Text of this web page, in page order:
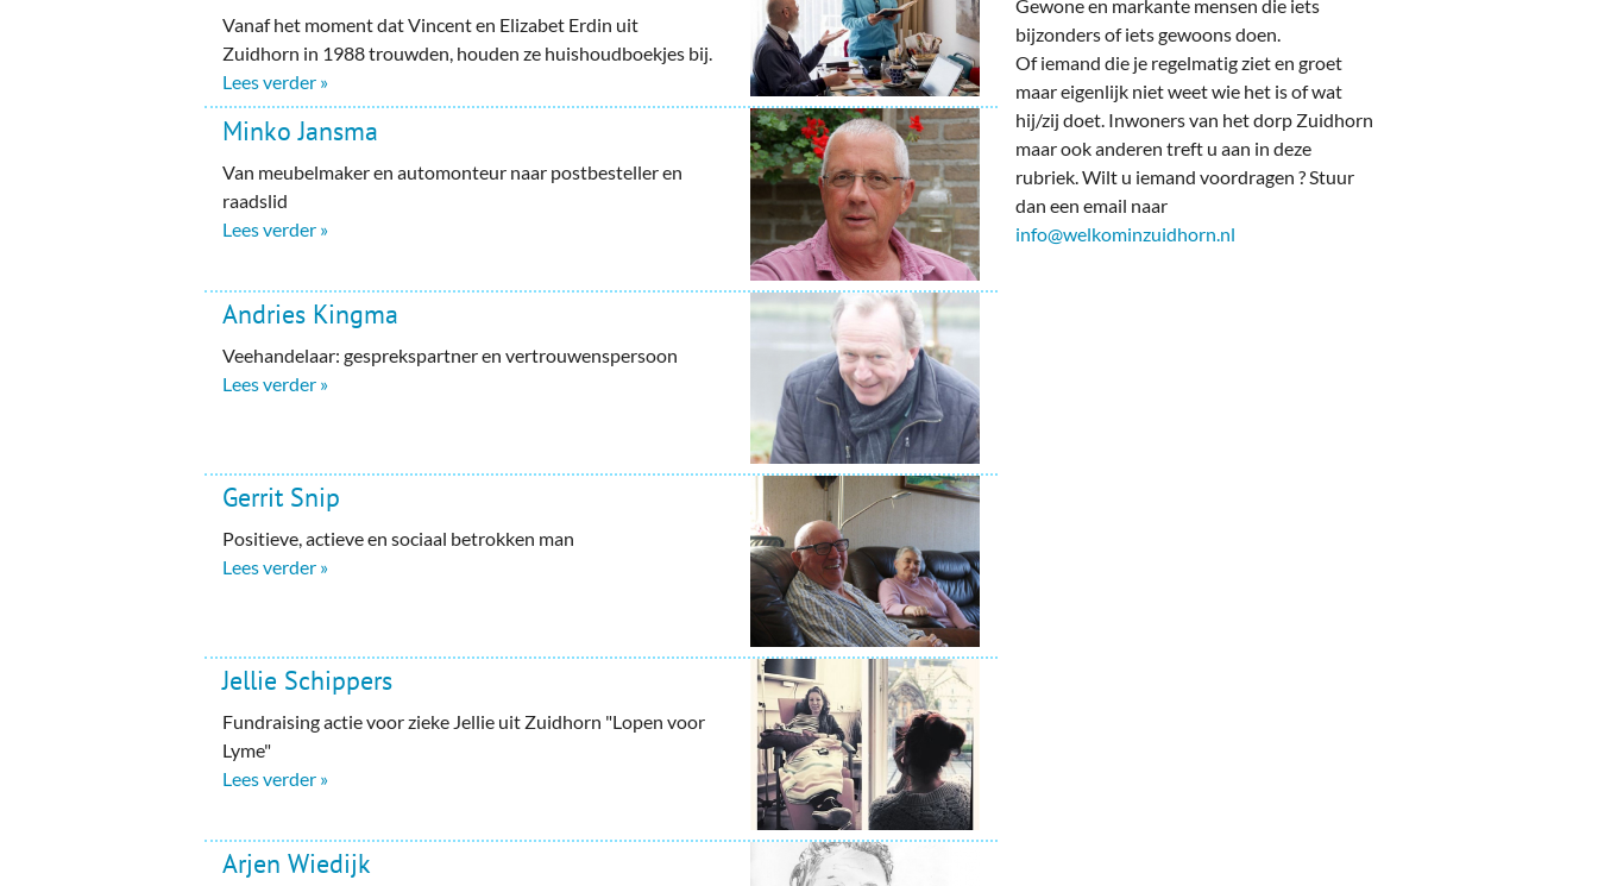
Politieke Partijen
Zuidhorners
On-line bestellen in Zuidhorn
Financiën, Makelaars & Hypotheken
Diensten, Gemak & Zakelijk
(Ver) Bouw & Onderhoud
Bedrijventerreinen
Bedrijven in de Regio Zuidhorn
Bedrijven van Vroeger
Gewone en markante mensen die iets
bijzonders of iets gewoons doen.
Of iemand die je regelmatig ziet en groet
maar eigenlijk niet weet wie het is of wat
hij/zij doet. Inwoners van het dorp Zuidhorn
maar ook anderen treft u aan in deze
rubriek. Wilt u iemand voordragen ? Stuur
dan een email naar
info@welkominzuidhorn.nl
Vanaf het moment dat Vincent en Elizabet Erdin uit
Zuidhorn in 1988 trouwden, houden ze huishoudboekjes bij.
Lees verder »
Minko Jansma
Van meubelmaker en automonteur naar postbesteller en
raadslid
Lees verder »
Andries Kingma
Veehandelaar: gesprekspartner en vertrouwenspersoon
Lees verder »
Gerrit Snip
Positieve, actieve en sociaal betrokken man
Lees verder »
Jellie Schippers
Fundraising actie voor zieke Jellie uit Zuidhorn "Lopen voor
Lyme"
Lees verder »
Arjen Wiedijk